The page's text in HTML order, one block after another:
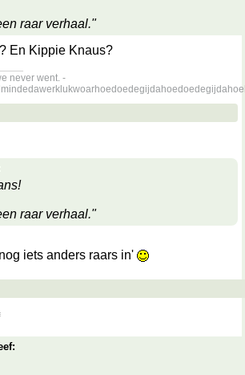
raar verhaal."
En Kippie Knaus?
never went. -
raar verhaal."
iets anders raars in'